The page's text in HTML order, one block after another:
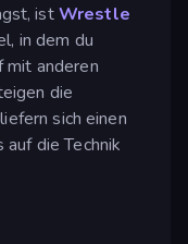
istWrestle
in dem du
mit anderen
die
sich einen
die Technik